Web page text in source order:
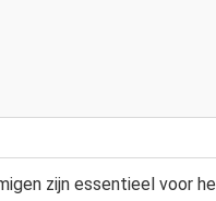
zijn essentieel voor